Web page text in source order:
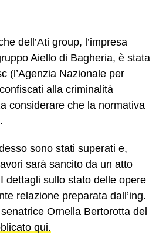
dell’Ati group, l’impresa
Aiello di Bagheria, è stata
(l’Agenzia Nazionale per
alla criminalità
considerare che la normativa
sono stati superati e,
sarà sancito da un atto
dettagli sullo stato delle opere
relazione preparata dall’ing.
Ornella Bertorotta del
qui.